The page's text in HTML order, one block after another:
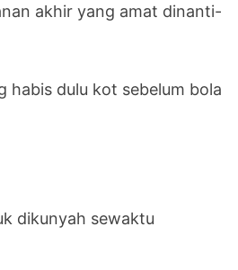
akhir yang amat dinanti-
habis dulu kot sebelum bola
dikunyah sewaktu